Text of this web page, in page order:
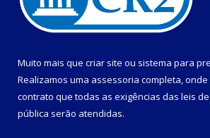
Muito mais que criar site ou sistema para
Realizamos uma assessoria completa,
contrato que todas as exigências das leis
pública serão atendidas.